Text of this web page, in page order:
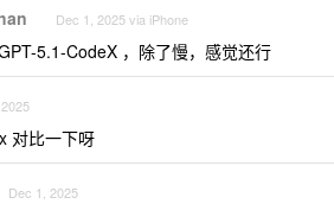
Dec 1, 2025 via iPhone
5.1-CodeX ，除了慢，感觉还行
对比一下呀
Dec 1, 2025